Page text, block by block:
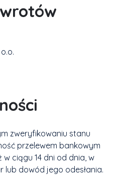
zweryfikowaniu stanu
przelewem bankowym
w ciągu 14 dni od dnia, w
dowód jego odesłania.